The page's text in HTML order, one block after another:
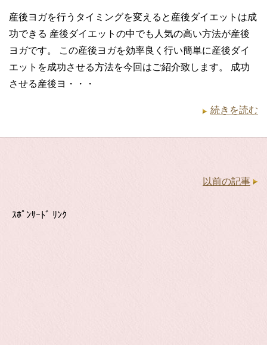
産後ヨガを行うタイミングを変えると産後ダイエットは成
功できる 産後ダイエットの中でも人気の高い方法が産後
ヨガです。 この産後ヨガを効率良く行い簡単に産後ダイ
エットを成功させる方法を今回はご紹介致します。 成功
させる産後ヨ・・・
続きを読む
以前の記事
ｽﾎﾟﾝｻｰﾄﾞ ﾘﾝｸ